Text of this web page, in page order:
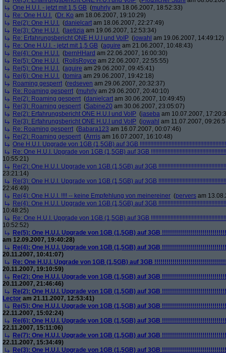
One H.U.I. - jetzt mit 1,5 GB (muhrly am 18.06.2007, 18:52:33)
Re: One H.U.I. (Dr. Ko am 18.06.2007, 19:10:29)
Re(2): One H.U.I. (danielcart am 18.06.2007, 22:27:49)
Re(3): One H.U.I. ( laetizia am 19.06.2007, 12:53:34)
Re: Erfahrungsbericht ONE H.U.I und VoIP (jowahl am 19.06.2007, 14:49:12)
Re: One H.U.I. - jetzt mit 1,5 GB (aguire am 21.06.2007, 10:48:43)
Re(4): One H.U.I. (bernHHard am 22.06.2007, 16:00:30)
Re(5): One H.U.I. (RollsRoyce am 22.06.2007, 22:55:55)
Re(5): One H.U.I. (aguire am 29.06.2007, 09:45:41)
Re(6): One H.U.I. (tomira am 29.06.2007, 19:42:18)
Roaming gesperrt (redseven am 29.06.2007, 20:32:37)
Re: Roaming gesperrt (muhrly am 29.06.2007, 20:40:10)
Re(2): Roaming gesperrt (danielcart am 30.06.2007, 10:49:45)
Re(3): Roaming gesperrt (Sabine20 am 30.06.2007, 23:05:07)
Re(2): Erfahrungsbericht ONE H.U.I und VoIP (jaseba am 10.07.2007,
Re(3): Erfahrungsbericht ONE H.U.I und VoIP (jowahl am 11.07.2007,
Re: Roaming gesperrt (Babara123 am 16.07.2007, 00:07:46)
Re(2): Roaming gesperrt (Arrris am 16.07.2007, 16:10:48)
One H.U.I. Upgrade von 1GB (1,5GB) auf 3GB
Re: One H.U.I. Upgrade von 1GB (1,5GB) auf 3GB
10:55:21)
Re(2): One H.U.I. Upgrade von 1GB (1,5GB) auf 3GB
23:21:14)
Re(3): One H.U.I. Upgrade von 1GB (1,5GB) auf 3GB
22:46:49)
Re(4): One H.U.I. !!!! -- keine Empfehlung von meinereiner (pervers am
Re(4): One H.U.I. Upgrade von 1GB (1,5GB) auf 3GB
10:48:25)
Re: One H.U.I. Upgrade von 1GB (1,5GB) auf 3GB
10:52:52)
Re(5): One H.U.I. Upgrade von 1GB (1,5GB) auf 3GB
am 12.09.2007, 19:40:28)
Re(4): One H.U.I. Upgrade von 1GB (1,5GB) auf 3GB
20.11.2007, 10:41:07)
Re: One H.U.I. Upgrade von 1GB (1,5GB) auf 3GB
20.11.2007, 19:10:59)
Re(2): One H.U.I. Upgrade von 1GB (1,5GB) auf 3GB
20.11.2007, 21:46:46)
Re(2): One H.U.I. Upgrade von 1GB (1,5GB) auf 3GB
Lector am 21.11.2007, 12:53:41)
Re(5): One H.U.I. Upgrade von 1GB (1,5GB) auf 3GB
22.11.2007, 15:02:24)
Re(6): One H.U.I. Upgrade von 1GB (1,5GB) auf 3GB
22.11.2007, 15:11:06)
Re(7): One H.U.I. Upgrade von 1GB (1,5GB) auf 3GB
22.11.2007, 15:34:49)
Re(3): One H.U.I. Upgrade von 1GB (1,5GB) auf 3GB